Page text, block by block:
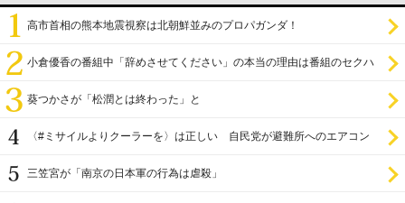
高市首相の熊本地震視察は北朝鮮並みのプロパガンダ！
小倉優香の番組中「辞めさせてください」の本当の理由は番組のセクハ
葵つかさが「松潤とは終わった」と
〈#ミサイルよりクーラーを〉は正しい 自民党が避難所へのエアコン
三笠宮が「南京の日本軍の行為は虐殺」